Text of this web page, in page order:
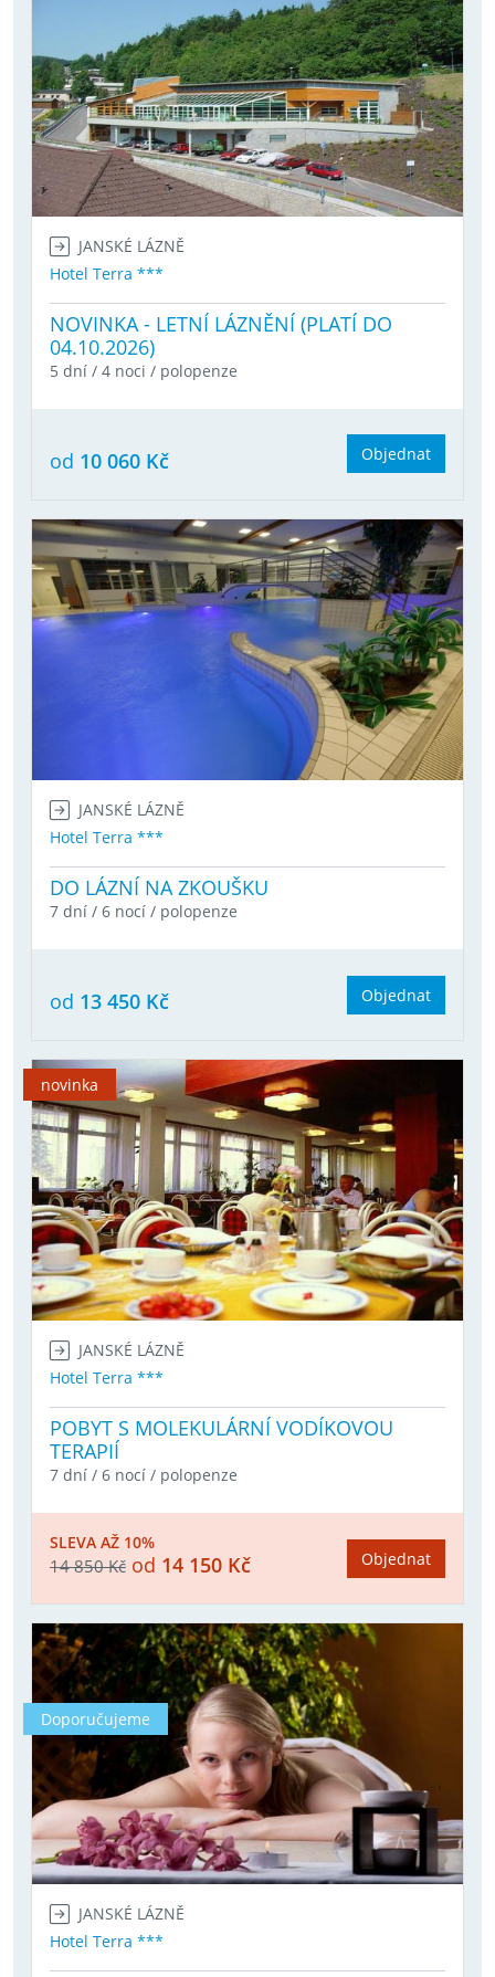
JANSKÉ LÁZNĚ
Hotel Terra ***
NOVINKA - LETNÍ LÁZNĚNÍ (PLATÍ DO
04.10.2026)
5 dní / 4 noci / polopenze
od 10 060 Kč Objednat
JANSKÉ LÁZNĚ
Hotel Terra ***
DO LÁZNÍ NA ZKOUŠKU
7 dní / 6 nocí / polopenze
od 13 450 Kč Objednat
novinka
JANSKÉ LÁZNĚ
Hotel Terra ***
POBYT S MOLEKULÁRNÍ VODÍKOVOU
TERAPIÍ
7 dní / 6 nocí / polopenze
SLEVA AŽ 10%
14 850 Kč od 14 150 Kč Objednat
Doporučujeme
JANSKÉ LÁZNĚ
Hotel Terra ***